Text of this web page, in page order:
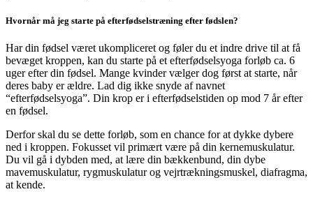
Hvornår må jeg starte på efterfødselstræning efter fødslen?
Har din fødsel været ukompliceret og føler du et indre drive til at få
bevæget kroppen, kan du starte på et efterfødselsyoga forløb ca. 6
uger efter din fødsel. Mange kvinder vælger dog først at starte, når
deres baby er ældre. Lad dig ikke snyde af navnet
“efterfødselsyoga”. Din krop er i efterfødselstiden op mod 7 år efter
en fødsel.
Derfor skal du se dette forløb, som en chance for at dykke dybere
ned i kroppen. Fokusset vil primært være på din kernemuskulatur.
Du vil gå i dybden med, at lære din bækkenbund, din dybe
mavemuskulatur, rygmuskulatur og vejrtrækningsmuskel, diafragma,
at kende.